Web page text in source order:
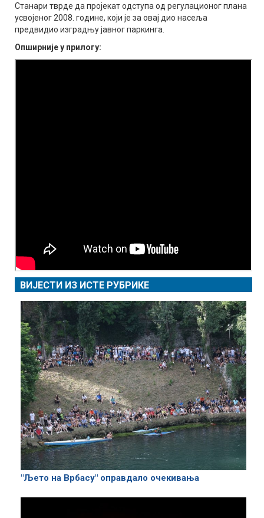
Станари тврде да пројекат одступа од регулационог плана
усвојеног 2008. године, који је за овај дио насеља
предвидио изградњу јавног паркинга.
Опширније у прилогу:
ВИЈЕСТИ ИЗ ИСТЕ РУБРИКЕ
"Љето на Врбасу" оправдало очекивања